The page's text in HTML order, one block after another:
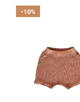
-10%